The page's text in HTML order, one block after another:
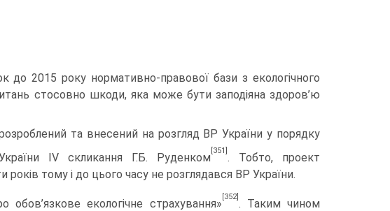
до 2015 року нормативно-правової бази з екологічного
стосовно шкоди, яка може бути заподіяна здоров’ю
та внесений на розгляд ВР України у порядку
IV скликання Г.Б. Руденком
[351]
. Тобто, проект
тому і до цього часу не розглядався ВР України.
екологічне страхування»
[352]
. Таким чином